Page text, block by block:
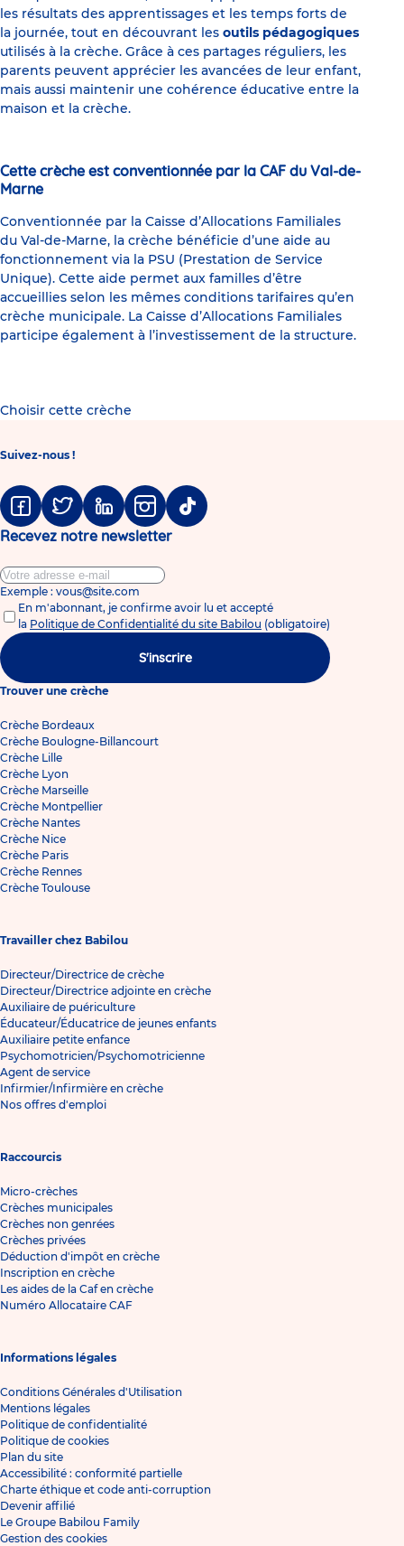
les résultats des apprentissages et les temps forts de
la journée, tout en découvrant les outils pédagogiques
utilisés à la crèche. Grâce à ces partages réguliers, les
parents peuvent apprécier les avancées de leur enfant,
mais aussi maintenir une cohérence éducative entre la
maison et la crèche.
Cette crèche est conventionnée par la CAF du Val-de-
Marne
Conventionnée par la Caisse d’Allocations Familiales
du Val-de-Marne, la crèche bénéficie d’une aide au
fonctionnement via la PSU (Prestation de Service
Unique). Cette aide permet aux familles d’être
accueillies selon les mêmes conditions tarifaires qu’en
crèche municipale. La Caisse d’Allocations Familiales
participe également à l’investissement de la structure.
Choisir cette crèche
Suivez-nous !
FacebookTwitter LinkedinInstagramTiktok
Recevez notre newsletter
Exemple : vous@site.com
En m'abonnant, je confirme avoir lu et accepté
la Politique de Confidentialité du site Babilou (obligatoire)
S'inscrire
Trouver une crèche
Crèche Bordeaux
Crèche Boulogne-Billancourt
Crèche Lille
Crèche Lyon
Crèche Marseille
Crèche Montpellier
Crèche Nantes
Crèche Nice
Crèche Paris
Crèche Rennes
Crèche Toulouse
Travailler chez Babilou
Directeur/Directrice de crèche
Directeur/Directrice adjointe en crèche
Auxiliaire de puériculture
Éducateur/Éducatrice de jeunes enfants
Auxiliaire petite enfance
Psychomotricien/Psychomotricienne
Agent de service
Infirmier/Infirmière en crèche
Nos offres d'emploi
Raccourcis
Micro-crèches
Crèches municipales
Crèches non genrées
Crèches privées
Déduction d'impôt en crèche
Inscription en crèche
Les aides de la Caf en crèche
Numéro Allocataire CAF
Informations légales
Conditions Générales d'Utilisation
Mentions légales
Politique de confidentialité
Politique de cookies
Plan du site
Accessibilité : conformité partielle
Charte éthique et code anti-corruption
Devenir affilié
Le Groupe Babilou Family
Gestion des cookies